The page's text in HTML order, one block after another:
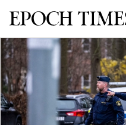
Svenska Epoch